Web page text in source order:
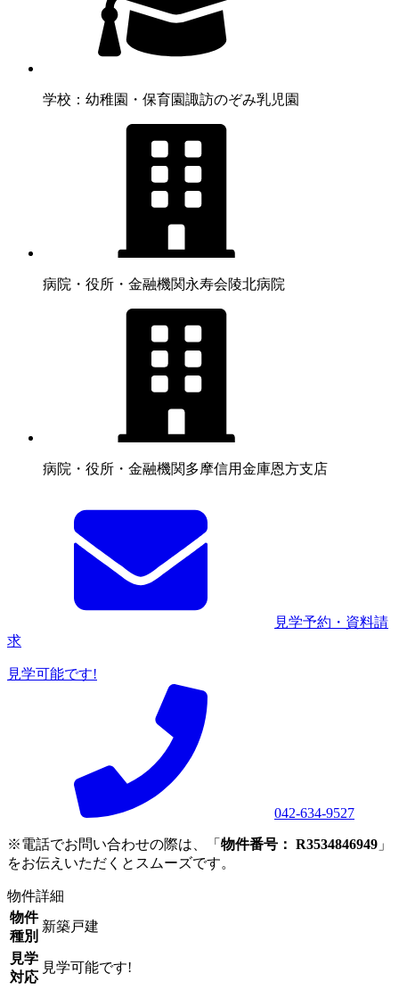
学校：幼稚園・保育園諏訪のぞみ乳児園
病院・役所・金融機関永寿会陵北病院
病院・役所・金融機関多摩信用金庫恩方支店
見学予約・資料請
求
見学可能です!
042-634-9527
※電話でお問い合わせの際は、「 物件番号： R3534846949 」
をお伝えいただくとスムーズです。
物件詳細
物件
種別
新築戸建
見学
対応
見学可能です!